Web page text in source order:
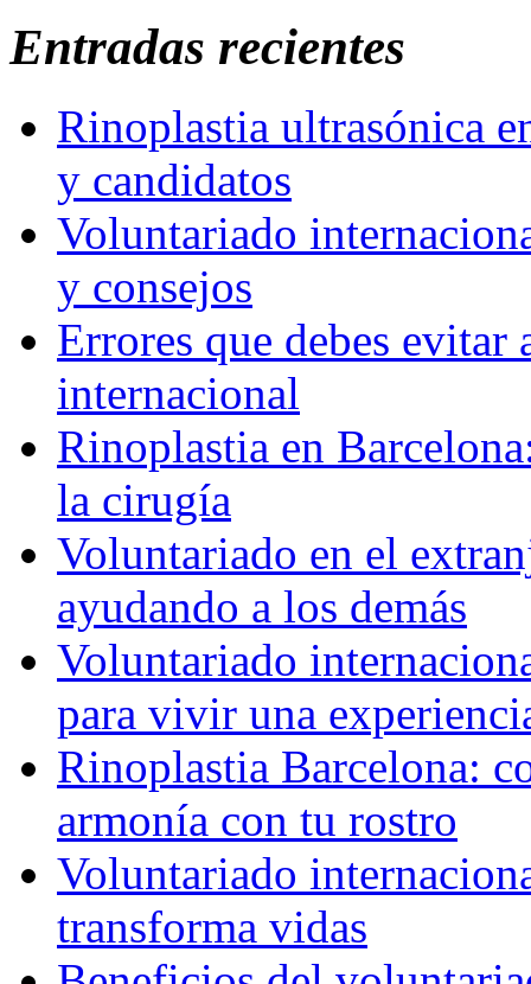
Entradas recientes
Rinoplastia ultrasónica
y candidatos
Voluntariado
y consejos
Errores que debes
internacional
Rinoplastia en
la cirugía
Voluntariado en el
ayudando a los demás
Voluntariado
para vivir una
Rinoplastia Barcelona:
armonía con tu rostro
Voluntariado
transforma vidas